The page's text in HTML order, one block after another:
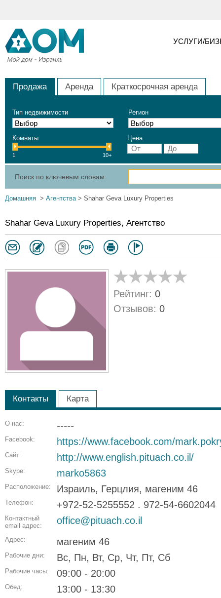
УСЛУГИ/
Продажа Аренда Краткосрочная аренда
Тип недвижимости Регион
Комнаты
1 10+
Цена
Поиск по ключевым словам:
Домашняя > Агентства> Shahar Geva Luxury Properties
Shahar Geva Luxury Properties, Агентство
Рейтинг: 0
Отзывов: 0
Контакты Карта
О нас: -----
Facebook: https://www.facebook.com/
Сайт: http://www.english.pituach.co.il/
Skype: marko5863
Расположение: Израиль, Герцлия, магеним 46
Телефон: +972-52-5255552 . 972-54-6602044
Контактный
email адрес:
office@pituach.co.il
Адрес: магеним 46
Рабочие дни: Вс, Пн, Вт, Ср, Чт, Пт, Сб
Рабочие часы: 09:00 - 20:00
Обед: 13:00 - 13:30